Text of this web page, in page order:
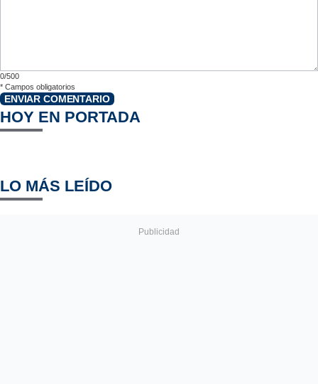
0/500
* Campos obligatorios
ENVIAR COMENTARIO
HOY EN PORTADA
LO MÁS LEÍDO